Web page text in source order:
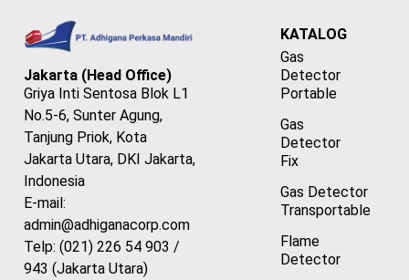
Jakarta (Head Office)
Griya Inti Sentosa Blok L1
No.5-6, Sunter Agung,
Tanjung Priok, Kota
Jakarta Utara, DKI Jakarta,
Indonesia
E-mail:
admin@adhiganacorp.com
Telp: (021) 226 54 903 /
943 (Jakarta Utara)
KATALOG
Gas
Detector
Portable
Gas
Detector
Fix
Gas Detector
Transportable
Flame
Detector